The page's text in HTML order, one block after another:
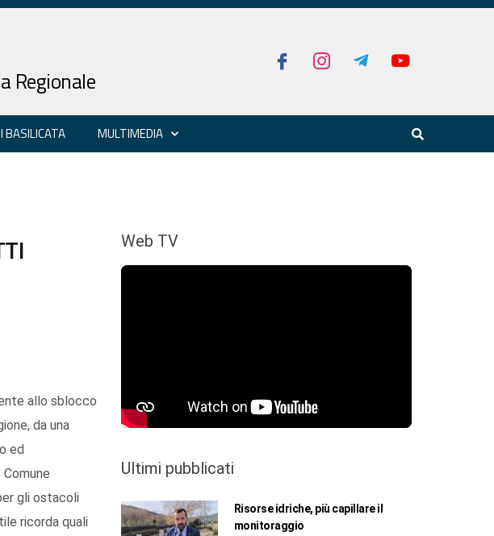
Regionale
BASILICATA MULTIMEDIA
allo sblocco
da una
ed
gli ostacoli
ricorda quali
Web TV
Ultimi pubblicati
Risorse idriche, più capillare il
monitoraggio